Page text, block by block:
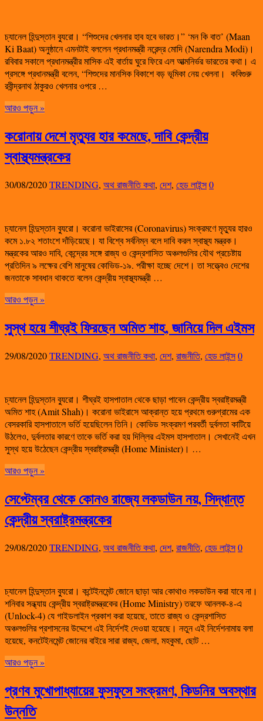
চ্যানেল হিন্দুস্তান ব্যুরো। “শিশুদের খেলনার হাব হবে ভারত।” ‘মন কি বাত’ (Maan
Ki Baat) অনুষ্ঠানে এমনটাই বললেন প্রধানমন্ত্রী নরেন্দ্র মোদি (Narendra Modi)।
রবিবার সকালে প্রধানমন্ত্রীর মাসিক এই বার্তায় ঘুরে ফিরে এল আত্মনির্ভর ভারতের কথা। এ
প্রসঙ্গে প্রধানমন্ত্রী বলেন, “শিশুদের মানসিক বিকাশে বড় ভূমিকা নেয় খেলনা। কবিগুরু
রবীন্দ্রনাথ ঠাকুরও খেলনার ওপরে …
আরও পড়ুন »
করোনায় দেশে মৃত্যুর হার কমেছে, দাবি কেন্দ্রীয়
স্বাস্থ্যমন্ত্রকের
30/08/2020TRENDING, অথ রাজনীতি কথা, দেশ, হেড লাইন্স0
চ্যানেল হিন্দুস্তান ব্যুরো। করোনা ভাইরাসের (Coronavirus) সংক্রমণে মৃত্যুর হারও
কমে ১.৮২ শতাংশে দাঁড়িয়েছে। যা বিশ্বে সর্বনিম্ন বলে দাবি করল স্বাস্থ্য মন্ত্রক।
মন্ত্রকের আরও দাবি, কেন্দ্রের সঙ্গে রাজ্য ও কেন্দ্রশাসিত অঞ্চলগুলির যৌথ প্রচেষ্টায়
প্রতিদিন ৯ লক্ষের বেশি মানুষের কোভিড-১৯. পরীক্ষা হচ্ছে দেশে। তা সত্ত্বেও দেশের
জনতাকে সাবধান থাকতে বলেন কেন্দ্রীয় স্বাস্থ্যমন্ত্রী …
আরও পড়ুন »
সুস্থ হয়ে শীঘ্রই ফিরছেন অমিত শাহ, জানিয়ে দিল এইমস
29/08/2020TRENDING, অথ রাজনীতি কথা, দেশ, রাজনীতি, হেড লাইন্স0
চ্যানেল হিন্দুস্তান ব্যুরো। শীঘ্রই হাসপাতাল থেকে ছাড়া পাবেন কেন্দ্রীয় স্বরাষ্ট্রমন্ত্রী
অমিত শাহ (Amit Shah)। করোনা ভাইরাসে আক্রান্ত হয়ে প্রথমে গুরুগ্রামের এক
বেসরকারি হাসপাতালে ভর্তি হয়েছিলেন তিনি। কোভিড সংক্রমণ পরবর্তী দুর্বলতা কাটিয়ে
উঠলেও, দুর্বলতার কারণে তাকে ভর্তি করা হয় দিল্লির এইমস হাসপাতাল। সেখানেই এখন
সুস্থ হয়ে উঠেছেন কেন্দ্রীয় স্বরাষ্ট্রমন্ত্রী (Home Minister)। …
আরও পড়ুন »
সেপ্টেম্বর থেকে কোনও রাজ্যে লকডাউন নয়, সিদ্ধান্ত
কেন্দ্রীয় স্বরাষ্ট্রমন্ত্রকের
29/08/2020TRENDING, অথ রাজনীতি কথা, দেশ, রাজনীতি, হেড লাইন্স0
চ্যানেল হিন্দুস্তান ব্যুরো। কন্টেইনমেন্ট জোনে ছাড়া আর কোথাও লকডাউন করা যাবে না।
শনিবার সন্ধ্যায় কেন্দ্রীয় স্বরাষ্ট্রমন্ত্রকের (Home Ministry) তরফে আনলক-৪-এ
(Unlock-4) যে গাইডলাইন প্রকাশ করা হয়েছে, তাতে রাজ্য ও কেন্দ্রশাসিত
অঞ্চলগুলির প্রশাসনের উদ্দেশে এই নির্দেশই দেওয়া হয়েছে। নতুন এই নির্দেশনামায় বলা
হয়েছে, কনটেইনমেন্ট জোনের বাইরে সারা রাজ্য, জেলা, মহকুমা, ছোট …
আরও পড়ুন »
প্রণব মুখোপাধ্যায়ের ফুসফুসে সংক্রমণ, কিডনির অবস্থার
উন্নতি